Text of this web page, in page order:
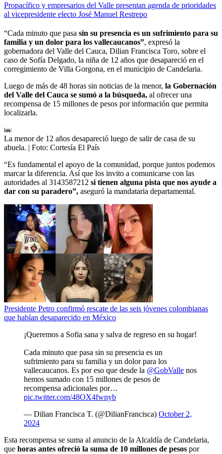
Propacífico y empresarios del Valle presentan agenda de prioridades
al vicepresidente electo José Manuel Restrepo
“Cada minuto que pasa sin su presencia es un sufrimiento para su
familia y un dolor para los vallecaucanos”, expresó la
gobernadora del Valle del Cauca, Dilian Francisca Toro, sobre el
caso de Sofía Delgado, la niña de 12 años que desapareció en el
corregimiento de Villa Gorgona, en el municipio de Candelaria.
Luego de más de 48 horas sin noticias de la menor, la Gobernación
del Valle del Cauca se sumó a la búsqueda, al ofrecer una
recompensa de 15 millones de pesos por información que permita
localizarla.
La menor de 12 años desapareció luego de salir de casa de su
abuela. | Foto: Cortesía El País
“Es fundamental el apoyo de la comunidad, porque juntos podemos
marcar la diferencia. Así que los invito a comunicarse con las
autoridades al 3143587212 si tienen alguna pista que nos ayude a
dar con su paradero”, aseguró la mandataria departamental.
Presidente Petro confirmó rescate de las seis jóvenes colombianas
que habían desaparecido en México
¡Queremos a Sofia sana y salva de regreso en su hogar!
Cada minuto que pasa sin su presencia es un
sufrimiento para su familia y un dolor para los
vallecaucanos. Es por eso que desde la @GobValle nos
hemos sumado con 15 millones de pesos de
recompensa adicionales por…
pic.twitter.com/48OX4fwnyb
— Dilian Francisca T. (@DilianFrancisca) October 2,
2024
Esta recompensa se suma al anuncio de la Alcaldía de Candelaria,
que horas antes ofreció la suma de 10 millones de pesos por